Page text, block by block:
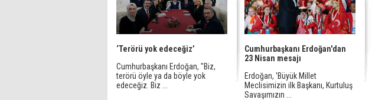
‘Terörü yok edeceğiz’
Cumhurbaşkanı Erdoğan, "Biz,
terörü öyle ya da böyle yok
edeceğiz. Biz ...
Cumhurbaşkanı Erdoğan'dan
23 Nisan mesajı
Erdoğan, 'Büyük Millet
Meclisimizin ilk Başkanı, Kurtuluş
Savaşımızın ...